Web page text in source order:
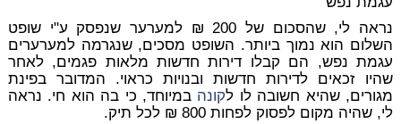
נראה לי, שהסכום של 200 ₪ למערער שנפסק ע"י שופט
השלום הוא נמוך ביותר. השופט מסכים, שנגרמה למערערים
עגמת נפש, הם קבלו דירות חדשות מלאות פגמים, לאחר
שהיו זכאים לדירות חדשות ובנויות כראוי. המדובר בפינת
מגורים, שהיא חשובה לו לקונה במיוחד, כי בה הוא חי. נראה
לי, שהיה מקום לפסוק לפחות 800 ₪ לכל תיק.